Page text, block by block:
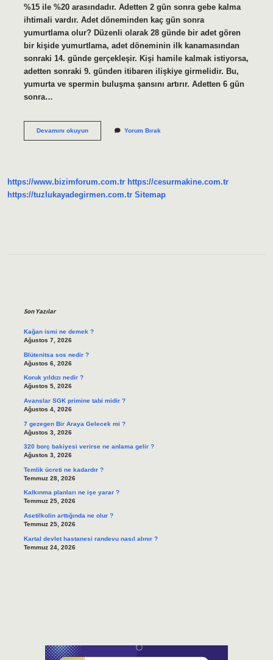
%15 ile %20 arasındadır. Adetten 2 gün sonra gebe kalma
ihtimali vardır. Adet döneminden kaç gün sonra
yumurtlama olur? Düzenli olarak 28 günde bir adet gören
bir kişide yumurtlama, adet döneminin ilk kanamasından
sonraki 14. günde gerçekleşir. Kişi hamile kalmak istiyorsa,
adetten sonraki 9. günden itibaren ilişkiye girmelidir. Bu,
yumurta ve spermin buluşma şansını artırır. Adetten 6 gün
sonra…
Devamını okuyunAdetten
Hesaplama
Yorum Bırak
https://www.bizimforum.com.tr https://cesurmakine.com.tr
https://tuzlukayadegirmen.com.tr Sitemap
Son Yazılar
Kağan ismi ne demek ?
Ağustos 7, 2026
Blütenitsa sos nedir ?
Ağustos 6, 2026
Koruk yıldızı nedir ?
Ağustos 5, 2026
Avanslar SGK primine tabi midir ?
Ağustos 4, 2026
7 gezegen Bir Araya Gelecek mi ?
Ağustos 3, 2026
320 borç bakiyesi verirse ne anlama gelir ?
Ağustos 3, 2026
Temlik ücreti ne kadardır ?
Temmuz 28, 2026
Kalkınma planları ne işe yarar ?
Temmuz 25, 2026
Asetilkolin arttığında ne olur ?
Temmuz 25, 2026
Kartal devlet hastanesi randevu nasıl alınır ?
Temmuz 24, 2026